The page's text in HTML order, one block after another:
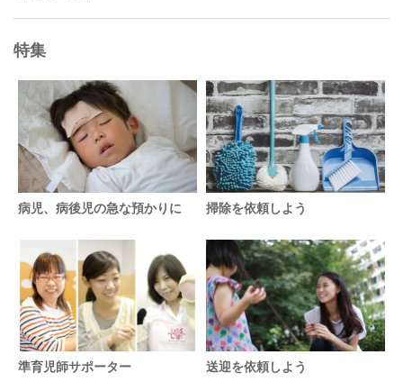
特集
病児、病後児の急な預かりに 掃除を依頼しよう
準育児師サポーター 送迎を依頼しよう